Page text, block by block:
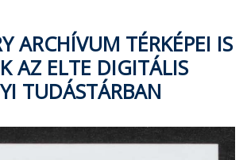
ARCHÍVUM TÉRKÉPEI IS
AZ ELTE DIGITÁLIS
TUDÁSTÁRBAN